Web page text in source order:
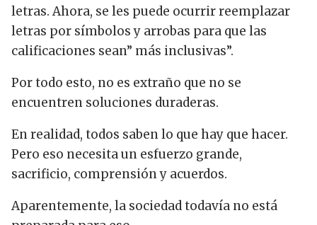
letras. Ahora, se les puede ocurrir reemplazar
letras por símbolos y arrobas para que las
calificaciones sean” más inclusivas”.
Por todo esto, no es extraño que no se
encuentren soluciones duraderas.
En realidad, todos saben lo que hay que hacer.
Pero eso necesita un esfuerzo grande,
sacrificio, comprensión y acuerdos.
Aparentemente, la sociedad todavía no está